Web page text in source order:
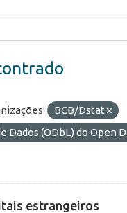
BCB/Dstat
Dados (ODbL) do Open
estrangeiros